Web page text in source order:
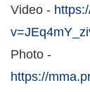
Video -
Photo -
https://